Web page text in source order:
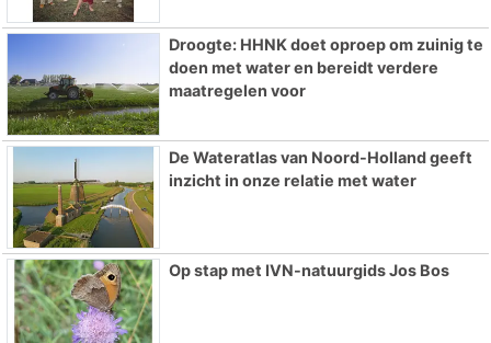
Droogte: HHNK doet oproep om zuinig te
doen met water en bereidt verdere
maatregelen voor
De Wateratlas van Noord-Holland geeft
inzicht in onze relatie met water
Op stap met IVN-natuurgids Jos Bos